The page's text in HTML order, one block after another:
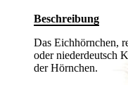
Beschreibung
Das Eichhörnchen,
oder niederdeutsch
der Hörnchen.